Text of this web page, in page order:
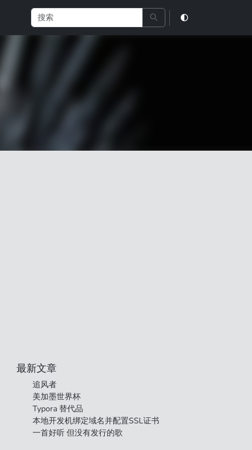
最新文章
追风者
美加墨世界杯
Typora 替代品
本地开发机绑定域名并配置SSL证书
一首好听 但没有发行的歌